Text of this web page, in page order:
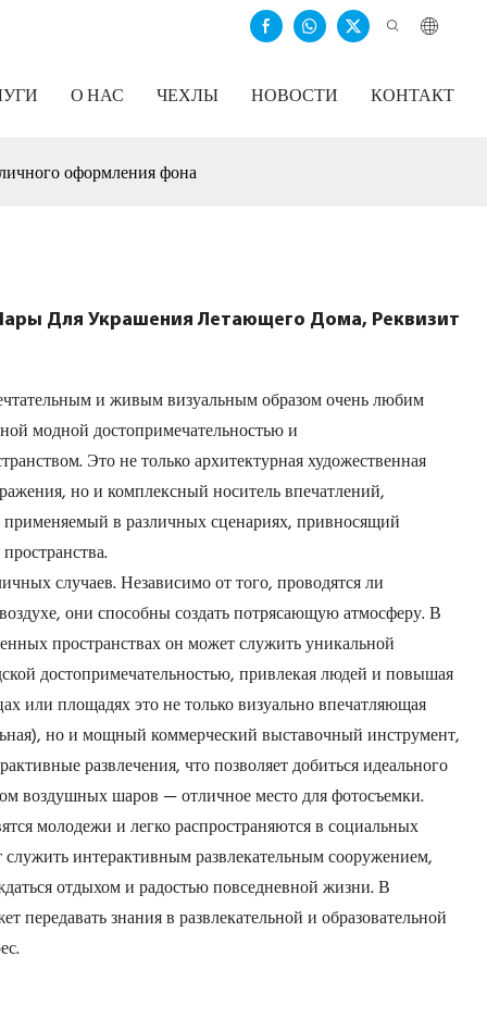
О НАС ЧЕХЛЫ НОВОСТИ КОНТАКТ
оформления фона
Для Украшения Летающего Дома, Реквизит
и живым визуальным образом очень любим
модной достопримечательностью и
Это не только архитектурная художественная
но и комплексный носитель впечатлений,
в различных сценариях, привносящий
случаев. Независимо от того, проводятся ли
они способны создать потрясающую атмосферу. В
пространствах он может служить уникальной
достопримечательностью, привлекая людей и повышая
или площадях это не только визуально впечатляющая
но и мощный коммерческий выставочный инструмент,
развлечения, что позволяет добиться идеального
воздушных шаров — отличное место для фотосъемки.
молодежи и легко распространяются в социальных
интерактивным развлекательным сооружением,
отдыхом и радостью повседневной жизни. В
передавать знания в развлекательной и образовательной